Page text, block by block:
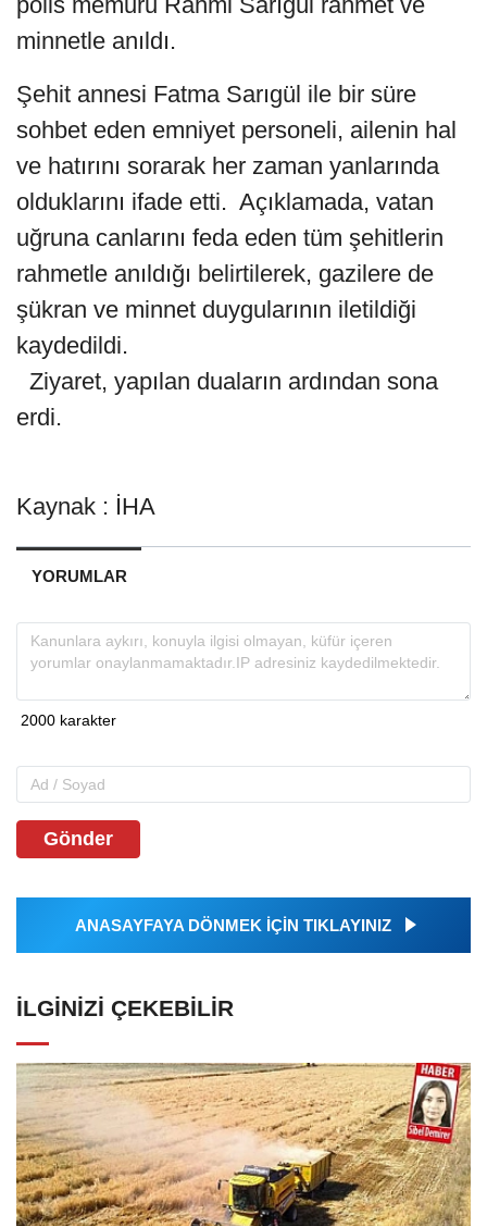
minnetle anıldı.
Şehit annesi Fatma Sarıgül ile bir süre
sohbet eden emniyet personeli, ailenin hal
ve hatırını sorarak her zaman yanlarında
olduklarını ifade etti. Açıklamada, vatan
uğruna canlarını feda eden tüm şehitlerin
rahmetle anıldığı belirtilerek, gazilere de
şükran ve minnet duygularının iletildiği
kaydedildi.
Ziyaret, yapılan duaların ardından sona
erdi.
Kaynak : İHA
YORUMLAR
Gönder
ANASAYFAYA DÖNMEK İÇİN TIKLAYINIZ
İLGINIZI ÇEKEBILIR